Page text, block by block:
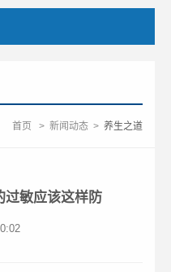
首页 > 新闻动态 > 养生之道
过敏应该这样防